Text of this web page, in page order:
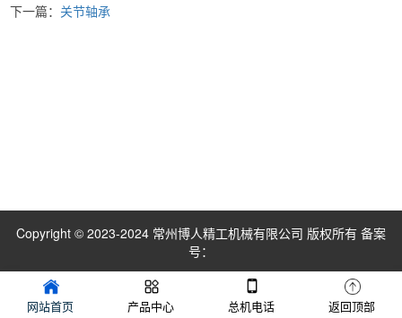
下一篇： 关节轴承
Copyright © 2023-2024 常州博人精工机械有限公司 版权所有 备案
号：
网站首页 产品中心 总机电话 返回顶部